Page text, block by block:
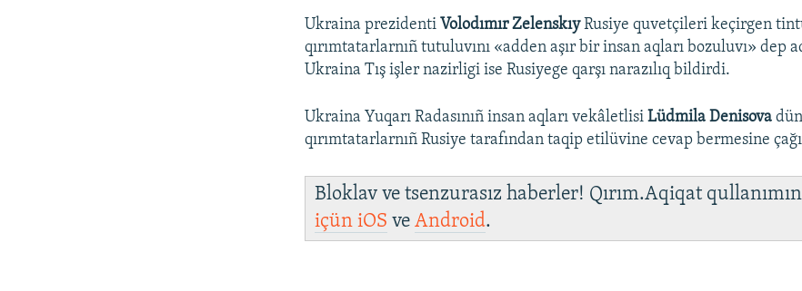
Ukraina prezidenti Volodımır ZelenskıyRusiye quvetçileri keçirgen
qırımtatarlarnıñ tutuluvını «adden aşır bir insan aqları bozuluvı» dep
Ukraina Tış işler nazirligi ise Rusiyege qarşı narazılıq bildirdi.
Ukraina Yuqarı Radasınıñ insan aqları vekâletlisiLüdmila Denisova
qırımtatarlarnıñ Rusiye tarafından taqip etilüvine cevap bermesine
Bloklav ve tsenzurasız haberler! Qırım.Aqiqat
içüniOS veAndroid.